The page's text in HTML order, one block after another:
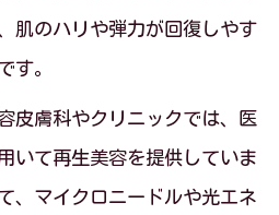
肌のハリや弾力が回復しやす
す。
皮膚科やクリニックでは、医
いて再生美容を提供していま
、マイクロニードルや光エネ